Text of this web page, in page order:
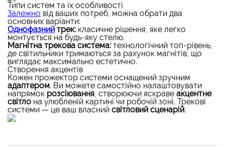
Типи систем та їх особливості
Залежно від ваших потреб, можна обрати два
основних варіанти:
Однофазнийтрек: класичне рішення, яке легко
монтується на будь-яку стелю.
Магнітна трекова система: технологічний топ-рівень,
де світильники тримаються за рахунок магнітів, що
виглядає максимально естетично.
Створення акцентів
Кожен прожектор системи оснащений зручним
адаптером. Ви можете самостійно налаштовувати
напрямок розсіювання, створюючи яскраве акцентне
світло на улюбленій картині чи робочій зоні. Трекові
системи — це ваш власний світловий сценарій.